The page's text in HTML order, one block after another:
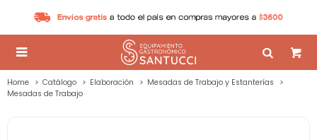

Home Catálogo Elaboración
Mesadas de Trabajo y Estanterías
Mesadas de Trabajo